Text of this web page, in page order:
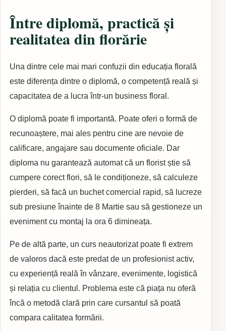
Între diplomă, practică și
realitatea din florărie
Una dintre cele mai mari confuzii din educația florală
este diferența dintre o diplomă, o competență reală și
capacitatea de a lucra într-un business floral.
O diplomă poate fi importantă. Poate oferi o formă de
recunoaștere, mai ales pentru cine are nevoie de
calificare, angajare sau documente oficiale. Dar
diploma nu garantează automat că un florist știe să
cumpere corect flori, să le condiționeze, să calculeze
pierderi, să facă un buchet comercial rapid, să lucreze
sub presiune înainte de 8 Martie sau să gestioneze un
eveniment cu montaj la ora 6 dimineața.
Pe de altă parte, un curs neautorizat poate fi extrem
de valoros dacă este predat de un profesionist activ,
cu experiență reală în vânzare, evenimente, logistică
și relația cu clientul. Problema este că piața nu oferă
încă o metodă clară prin care cursantul să poată
compara calitatea formării.